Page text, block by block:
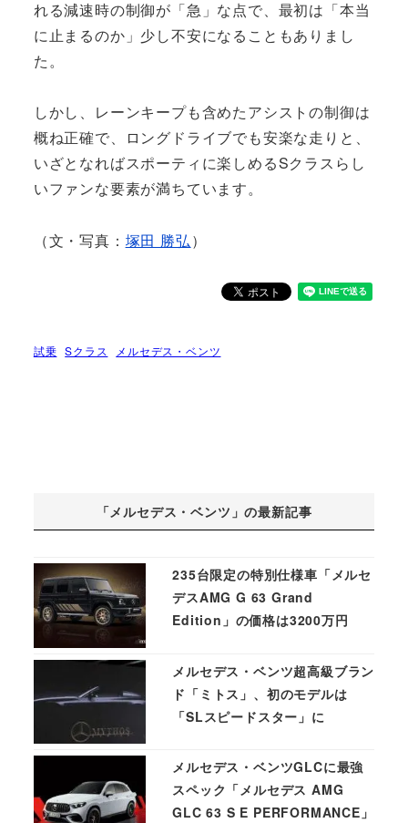
れる減速時の制御が「急」な点で、最初は「本当
に止まるのか」少し不安になることもありまし
た。
しかし、レーンキープも含めたアシストの制御は
概ね正確で、ロングドライブでも安楽な走りと、
いざとなればスポーティに楽しめるSクラスらし
いファンな要素が満ちています。
（文・写真： 塚田 勝弘）
試乗 Sクラス メルセデス・ベンツ
「メルセデス・ベンツ」の最新記事
235台限定の特別仕様車「メルセ
デスAMG G 63 Grand
Edition」の価格は3200万円
メルセデス・ベンツ超高級ブラン
ド「ミトス」、初のモデルは
「SLスピードスター」に
メルセデス・ベンツGLCに最強
スペック「メルセデス AMG
GLC 63 S E PERFORMANCE」